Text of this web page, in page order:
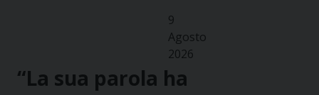
9
Agosto
2026
“La sua parola ha